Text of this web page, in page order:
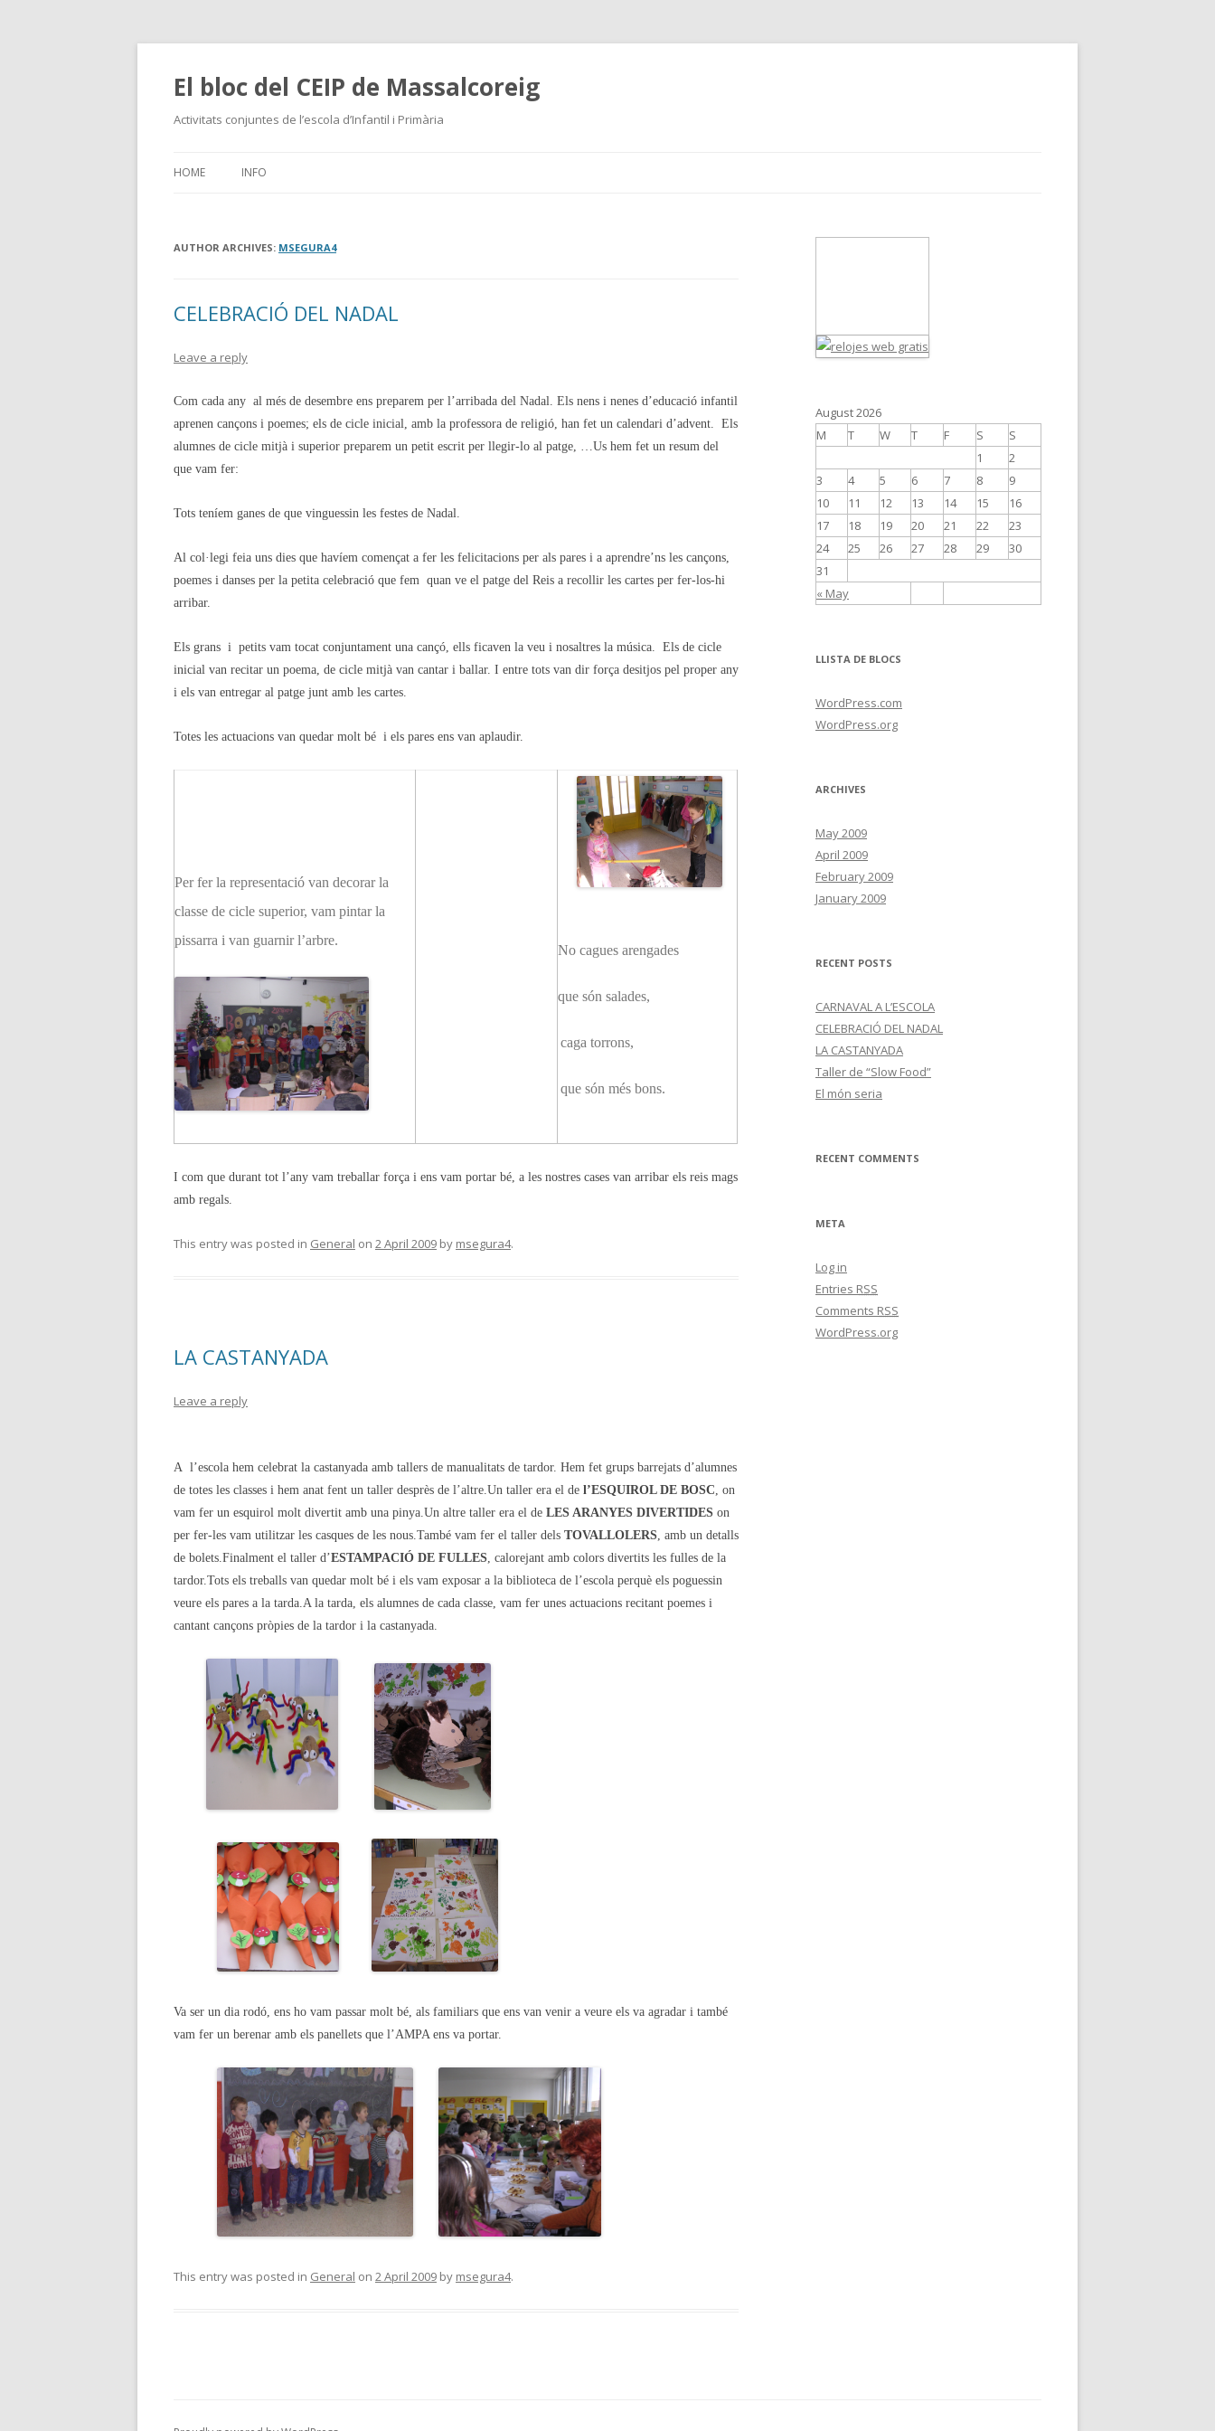
El bloc del CEIP de Massalcoreig
Activitats conjuntes de l’escola d’Infantil i Primària
HOME INFO
AUTHOR ARCHIVES: MSEGURA4
CELEBRACIÓ DEL NADAL
Leave a reply
Com cada any al més de desembre ens preparem per l’arribada del Nadal. Els nens i nenes d’educació infantil
aprenen cançons i poemes; els de cicle inicial, amb la professora de religió, han fet un calendari d’advent. Els
alumnes de cicle mitjà i superior preparem un petit escrit per llegir-lo al patge, …Us hem fet un resum del
que vam fer:
Tots teníem ganes de que vinguessin les festes de Nadal.
Al col·legi feia uns dies que havíem començat a fer les felicitacions per als pares i a aprendre’ns les cançons,
poemes i danses per la petita celebració que fem quan ve el patge del Reis a recollir les cartes per fer-los-hi
arribar.
Els grans i petits vam tocat conjuntament una cançó, ells ficaven la veu i nosaltres la música. Els de cicle
inicial van recitar un poema, de cicle mitjà van cantar i ballar. I entre tots van dir força desitjos pel proper any
i els van entregar al patge junt amb les cartes.
Totes les actuacions van quedar molt bé i els pares ens van aplaudir.
Per fer la representació van decorar la
classe de cicle superior, vam pintar la
pissarra i van guarnir l’arbre.
No cagues arengades
que són salades,
caga torrons,
que són més bons.
I com que durant tot l’any vam treballar força i ens vam portar bé, a les nostres cases van arribar els reis mags
amb regals.
This entry was posted in General on 2 April 2009 by msegura4.
LA CASTANYADA
Leave a reply
A l’escola hem celebrat la castanyada amb tallers de manualitats de tardor. Hem fet grups barrejats d’alumnes
de totes les classes i hem anat fent un taller desprès de l’altre.Un taller era el de l’ESQUIROL DE BOSC, on
vam fer un esquirol molt divertit amb una pinya.Un altre taller era el de LES ARANYES DIVERTIDES on
per fer-les vam utilitzar les casques de les nous.També vam fer el taller dels TOVALLOLERS, amb un detalls
de bolets.Finalment el taller d’ESTAMPACIÓ DE FULLES, calorejant amb colors divertits les fulles de la
tardor.Tots els treballs van quedar molt bé i els vam exposar a la biblioteca de l’escola perquè els poguessin
veure els pares a la tarda.A la tarda, els alumnes de cada classe, vam fer unes actuacions recitant poemes i
cantant cançons pròpies de la tardor i la castanyada.
Va ser un dia rodó, ens ho vam passar molt bé, als familiars que ens van venir a veure els va agradar i també
vam fer un berenar amb els panellets que l’AMPA ens va portar.
This entry was posted in General on 2 April 2009 by msegura4.
August 2026
M
T W T F S S
« May
1
2
3
4 5 6 7 8
9
10
11 12 13 14 15
16
17
18 19 20 21 22
23
24
25 26 27 28 29
30
31
LLISTA DE BLOCS
WordPress.com
WordPress.org
ARCHIVES
May 2009
April 2009
February 2009
January 2009
RECENT POSTS
CARNAVAL A L’ESCOLA
CELEBRACIÓ DEL NADAL
LA CASTANYADA
Taller de “Slow Food”
El món seria
RECENT COMMENTS
META
Log in
Entries RSS
Comments RSS
WordPress.org